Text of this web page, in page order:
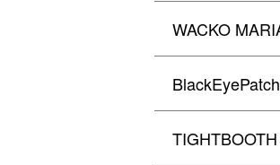
WACKO
BlackEyePatch
TIGHTBOOTH